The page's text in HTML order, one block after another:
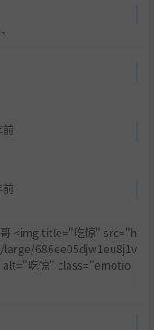
<img title="吃惊" src="h
686ee05djw1eu8j1v
吃惊" class="emotio